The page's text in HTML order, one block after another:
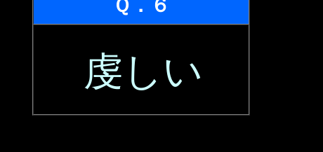
Ｑ．６
虔しい